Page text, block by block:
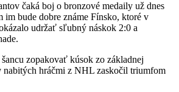
čaká boj o bronzové medaily už dnes
im bude dobre známe Fínsko, ktoré v
udržať sľubný náskok 2:0 a
zopakovať kúsok zo základnej
nabitých hráčmi z NHL zaskočil triumfom